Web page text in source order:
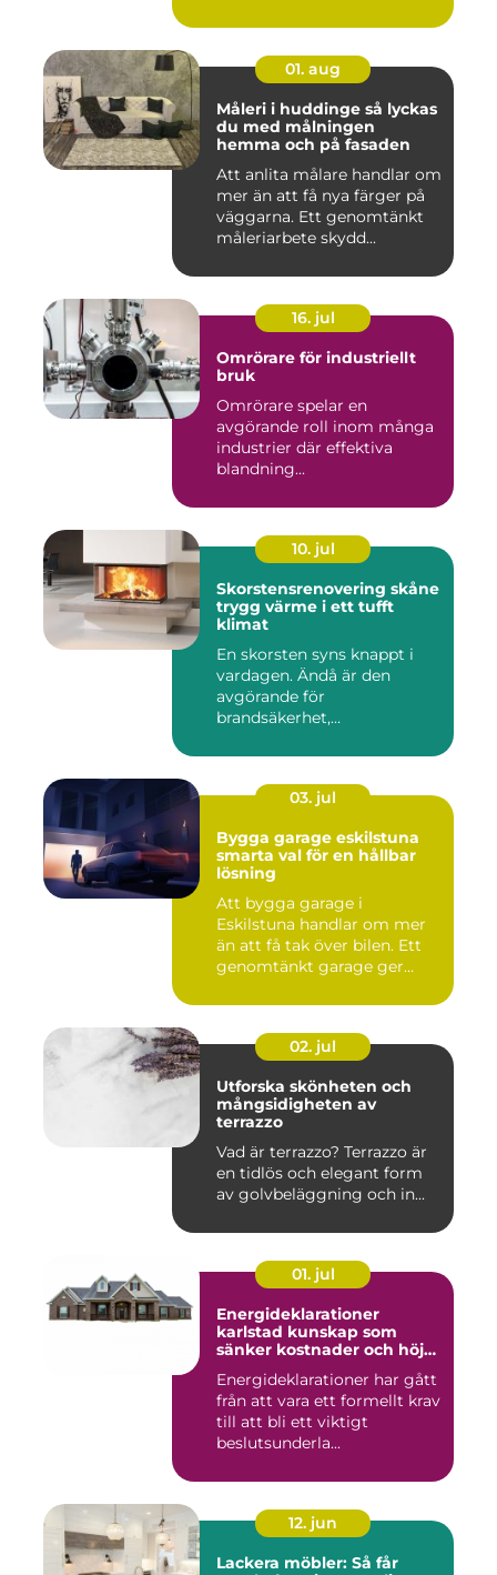
01. aug
Måleri i huddinge så lyckas
du med målningen
hemma och på fasaden
Att anlita målare handlar om
mer än att få nya färger på
väggarna. Ett genomtänkt
måleriarbete skydd...
16. jul
Omrörare för industriellt
bruk
Omrörare spelar en
avgörande roll inom många
industrier där effektiva
blandning...
10. jul
Skorstensrenovering skåne
trygg värme i ett tufft
klimat
En skorsten syns knappt i
vardagen. Ändå är den
avgörande för
brandsäkerhet,
03. jul
Bygga garage eskilstuna
smarta val för en hållbar
lösning
Att bygga garage i
Eskilstuna handlar om mer
än att få tak över bilen. Ett
genomtänkt garage ger
02. jul
Utforska skönheten och
mångsidigheten av
terrazzo
Vad är terrazzo? Terrazzo är
en tidlös och elegant form
av golvbeläggning och in...
01. jul
Energideklarationer
karlstad kunskap som
sänker kostnader och höjer
Energideklarationer har gått
från att vara ett formellt krav
till att bli ett viktigt
beslutsunderla...
12. jun
Lackera möbler: Så får